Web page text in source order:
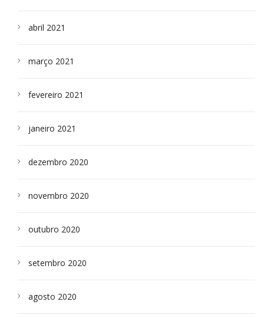
abril 2021
março 2021
fevereiro 2021
janeiro 2021
dezembro 2020
novembro 2020
outubro 2020
setembro 2020
agosto 2020